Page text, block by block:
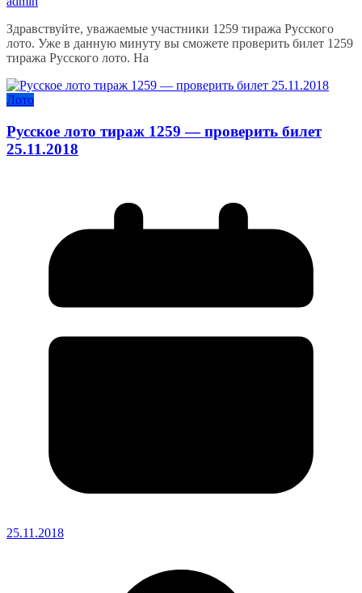
Здравствуйте, уважаемые участники 1259 тиража Русского
лото. Уже в данную минуту вы сможете проверить билет 1259
тиража Русского лото. На
Лото
Русское лото тираж 1259 — проверить билет
25.11.2018
25.11.2018